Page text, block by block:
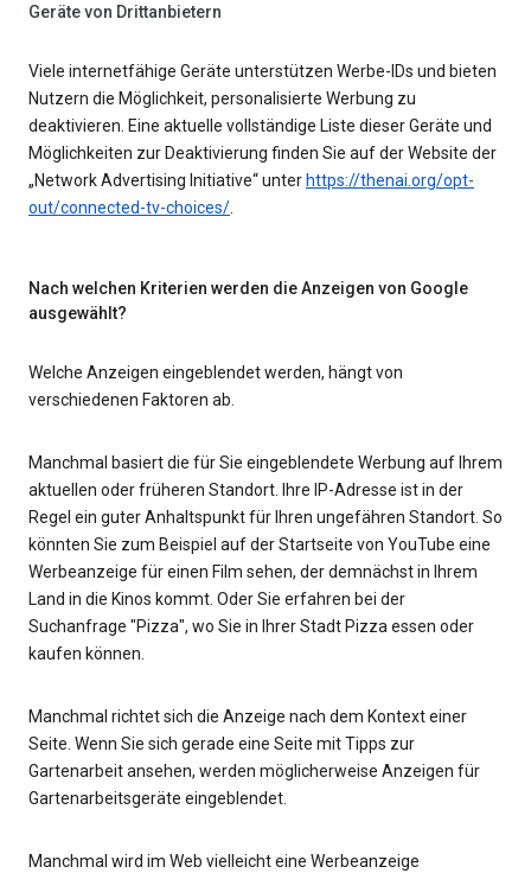
Geräte von Drittanbietern
Viele internetfähige Geräte unterstützen Werbe-IDs und bieten
Nutzern die Möglichkeit, personalisierte Werbung zu
deaktivieren. Eine aktuelle vollständige Liste dieser Geräte und
Möglichkeiten zur Deaktivierung finden Sie auf der Website der
„Network Advertising Initiative“ unter https://thenai.org/opt-
out/connected-tv-choices/.
Nach welchen Kriterien werden die Anzeigen von Google
ausgewählt?
Welche Anzeigen eingeblendet werden, hängt von
verschiedenen Faktoren ab.
Manchmal basiert die für Sie eingeblendete Werbung auf Ihrem
aktuellen oder früheren Standort. Ihre IP-Adresse ist in der
Regel ein guter Anhaltspunkt für Ihren ungefähren Standort. So
könnten Sie zum Beispiel auf der Startseite von YouTube eine
Werbeanzeige für einen Film sehen, der demnächst in Ihrem
Land in die Kinos kommt. Oder Sie erfahren bei der
Suchanfrage "Pizza", wo Sie in Ihrer Stadt Pizza essen oder
kaufen können.
Manchmal richtet sich die Anzeige nach dem Kontext einer
Seite. Wenn Sie sich gerade eine Seite mit Tipps zur
Gartenarbeit ansehen, werden möglicherweise Anzeigen für
Gartenarbeitsgeräte eingeblendet.
Manchmal wird im Web vielleicht eine Werbeanzeige